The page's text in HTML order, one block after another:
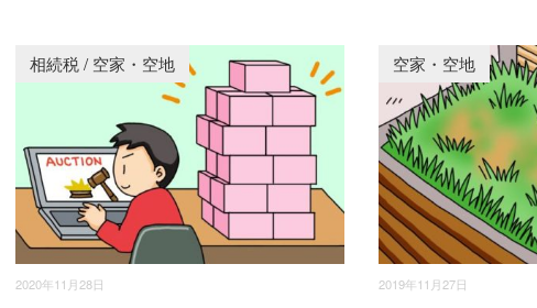
2020年11月28日
相続税/空家・空地
2019年11月27日
空家・空地